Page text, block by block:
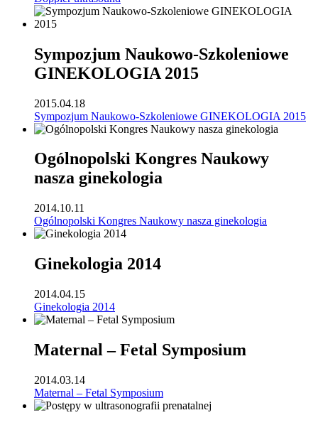
Sympozjum Naukowo-Szkoleniowe
GINEKOLOGIA 2015
2015.04.18
Sympozjum Naukowo-Szkoleniowe GINEKOLOGIA 2015
Ogólnopolski Kongres Naukowy
nasza ginekologia
2014.10.11
Ogólnopolski Kongres Naukowy nasza ginekologia
Ginekologia 2014
2014.04.15
Ginekologia 2014
Maternal – Fetal Symposium
2014.03.14
Maternal – Fetal Symposium